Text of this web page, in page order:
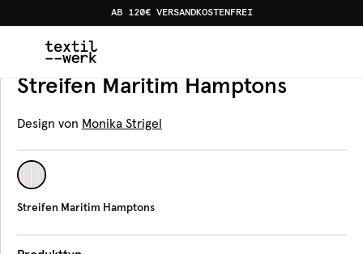
AB 120€ VERSANDKOSTENFREI
Produkte Bettwäsche Streifen Maritim
Bettwäsche
Streifen Maritim Hamptons
Design von Monika Strigel
Streifen Maritim Hamptons